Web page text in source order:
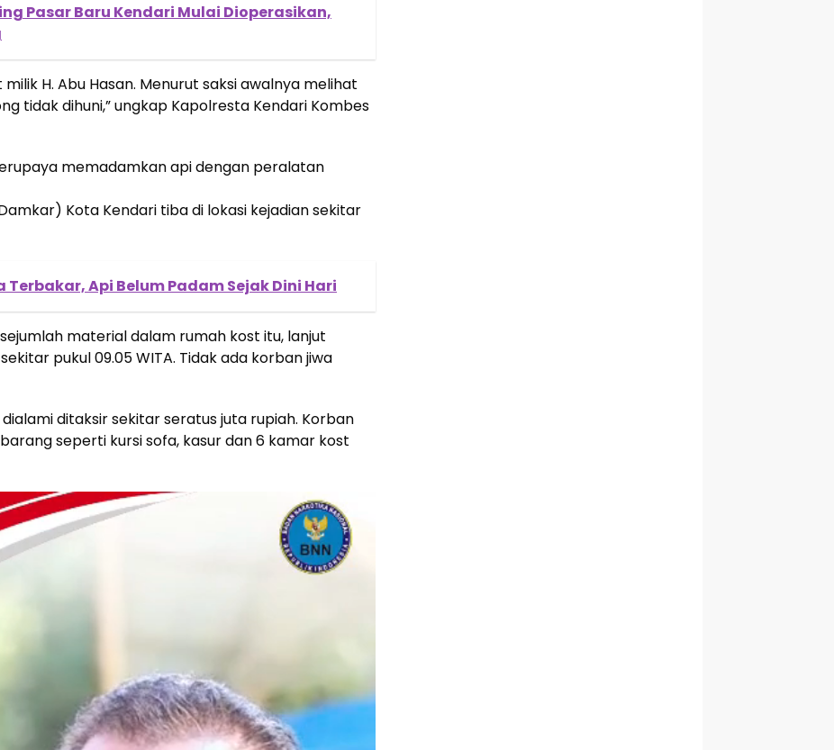
Pasar Baru Kendari Mulai Dioperasikan,
H. Abu Hasan. Menurut saksi awalnya melihat
tidak dihuni,” ungkap Kapolresta Kendari Kombes
memadamkan api dengan peralatan
Kota Kendari tiba di lokasi kejadian sekitar
Terbakar, Api Belum Padam Sejak Dini Hari
material dalam rumah kost itu, lanjut
pukul 09.05 WITA. Tidak ada korban jiwa
ditaksir sekitar seratus juta rupiah. Korban
seperti kursi sofa, kasur dan 6 kamar kost